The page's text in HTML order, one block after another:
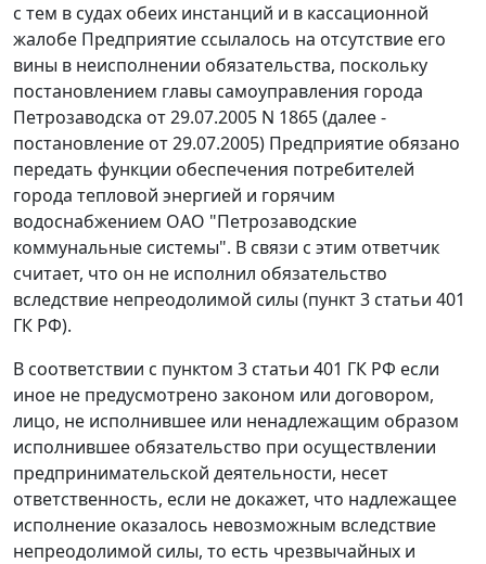
с тем в судах обеих инстанций и в кассационной
жалобе Предприятие ссылалось на отсутствие его
вины в неисполнении обязательства, поскольку
постановлением главы самоуправления города
Петрозаводска от 29.07.2005 N 1865(далее -
постановление от 29.07.2005) Предприятие обязано
передать функции обеспечения потребителей
города тепловой энергией и горячим
водоснабжением ОАО "Петрозаводские
коммунальные системы". В связи с этим ответчик
считает, что он не исполнил обязательство
вследствие непреодолимой силы (пункт 3 статьи 401
ГК РФ).
В соответствии с пунктом 3 статьи 401 ГК РФ если
иное не предусмотрено законом или договором,
лицо, не исполнившее или ненадлежащим образом
исполнившее обязательство при осуществлении
предпринимательской деятельности, несет
ответственность, если не докажет, что надлежащее
исполнение оказалось невозможным вследствие
непреодолимой силы, то есть чрезвычайных и